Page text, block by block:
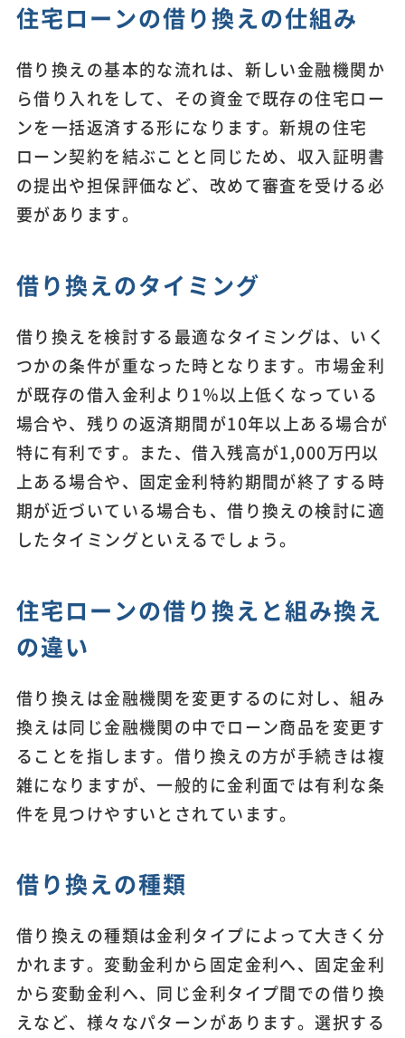
住宅ローンの借り換えの仕組み
借り換えの基本的な流れは、新しい金融機関か
ら借り入れをして、その資金で既存の住宅ロー
ンを一括返済する形になります。新規の住宅
ローン契約を結ぶことと同じため、収入証明書
の提出や担保評価など、改めて審査を受ける必
要があります。
借り換えのタイミング
借り換えを検討する最適なタイミングは、いく
つかの条件が重なった時となります。市場金利
が既存の借入金利より1％以上低くなっている
場合や、残りの返済期間が10年以上ある場合が
特に有利です。また、借入残高が1,000万円以
上ある場合や、固定金利特約期間が終了する時
期が近づいている場合も、借り換えの検討に適
したタイミングといえるでしょう。
住宅ローンの借り換えと組み換え
の違い
借り換えは金融機関を変更するのに対し、組み
換えは同じ金融機関の中でローン商品を変更す
ることを指します。借り換えの方が手続きは複
雑になりますが、一般的に金利面では有利な条
件を見つけやすいとされています。
借り換えの種類
借り換えの種類は金利タイプによって大きく分
かれます。変動金利から固定金利へ、固定金利
から変動金利へ、同じ金利タイプ間での借り換
えなど、様々なパターンがあります。選択する